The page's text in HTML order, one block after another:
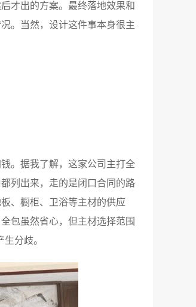
才出的方案。最终落地效果和
。当然，设计这件事本身很主
。据我了解，这家公司主打全
列出来，走的是闭口合同的路
、橱柜、卫浴等主材的供应
包虽然省心，但主材选择范围
分歧。